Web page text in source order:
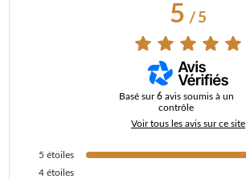
5/ 5
Basé sur6 avis soumis à un
contrôle
Voir tous les avis sur ce site
5 étoiles
4 étoiles